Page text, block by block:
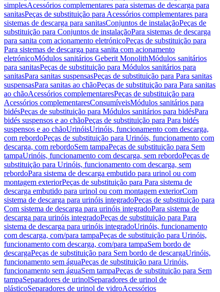
simplesAcessórios complementares para sistemas de descarga para
sanitasPeças de substituição para Acessórios complementares para
sistemas de descarga para sanitasConjuntos de instalaçãoPeças de
substituição para Conjuntos de instalaçãoPara sistemas de descarga
para sanita com acionamento eletrónicoPeças de substituição para
Para sistemas de descarga para sanita com acionamento
eletrónicoMódulos sanitários Geberit MonolithMódulos sanitários
para sanitasPeças de substituição para Módulos sanitários para
sanitasPara sanitas suspensasPeças de substituição para Para sanitas
suspensasPara sanitas ao chãoPeças de substituição para Para sanitas
ao chãoAcessórios complementaresPeças de substituição para
Acessórios complementaresConsumíveisMódulos sanitários para
bidésPeças de substituição para Módulos sanitários para bidésPara
bidés suspensos e ao chãoPeças de substituição para Para bidés
suspensos e ao chãoUrinóisUrinóis, funcionamento com descarga,
com rebordoPeças de substituição para Urinóis, funcionamento com
descarga, com rebordoSem tampaPeças de substituição para Sem
tampaUrinóis, funcionamento com descarga, sem rebordoPeças de
substituição para Urinóis, funcionamento com descarga, sem
rebordoPara sistema de descarga embutido para urinol ou com
montagem exteriorPeças de substituição para Para sistema de
descarga embutido para urinol ou com montagem exteriorCom
sistema de descarga para urinóis integradoPeças de substituição para
Com sistema de descarga para urinóis integradoPara sistema de
descarga para urinóis integradoPeças de substituição para Para
sistema de descarga para urinóis integradoUrinóis, funcionamento
com descarga, com/para tampaPeças de substituição para Urinóis,
funcionamento com descarga, com/para tampaSem bordo de
descargaPeças de substituição para Sem bordo de descargaUrinóis,
funcionamento sem águaPeças de substituição para Urinóis,
funcionamento sem águaSem tampaPeças de substituição para Sem
tampaSeparadores de urinolSeparadores de urinol de
plásticoSeparadores de urinol de vidroAcessórios